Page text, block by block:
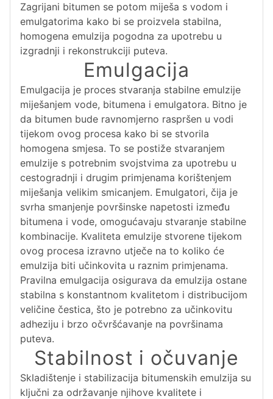
Zagrijani bitumen se potom miješa s vodom i
emulgatorima kako bi se proizvela stabilna,
homogena emulzija pogodna za upotrebu u
izgradnji i rekonstrukciji puteva.
Emulgacija
Emulgacija je proces stvaranja stabilne emulzije
miješanjem vode, bitumena i emulgatora. Bitno je
da bitumen bude ravnomjerno raspršen u vodi
tijekom ovog procesa kako bi se stvorila
homogena smjesa. To se postiže stvaranjem
emulzije s potrebnim svojstvima za upotrebu u
cestogradnji i drugim primjenama korištenjem
miješanja velikim smicanjem. Emulgatori, čija je
svrha smanjenje površinske napetosti između
bitumena i vode, omogućavaju stvaranje stabilne
kombinacije. Kvaliteta emulzije stvorene tijekom
ovog procesa izravno utječe na to koliko će
emulzija biti učinkovita u raznim primjenama.
Pravilna emulgacija osigurava da emulzija ostane
stabilna s konstantnom kvalitetom i distribucijom
veličine čestica, što je potrebno za učinkovitu
adheziju i brzo očvršćavanje na površinama
puteva.
Stabilnost i očuvanje
Skladištenje i stabilizacija bitumenskih emulzija su
ključni za održavanje njihove kvalitete i